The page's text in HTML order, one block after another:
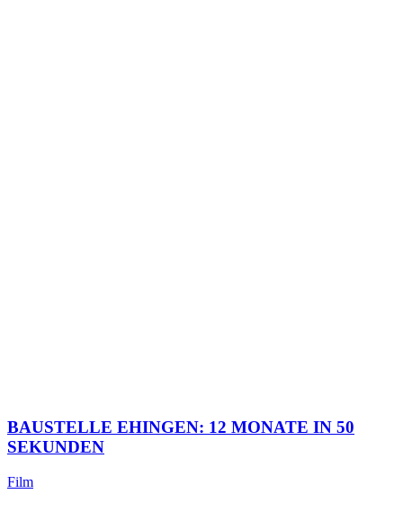
BAUSTELLE EHINGEN: 12 MONATE IN 50
SEKUNDEN
Film